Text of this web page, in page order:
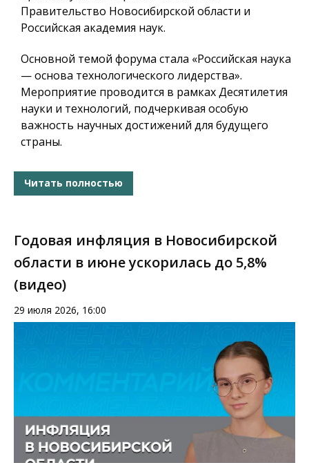
Правительство Новосибирской области и
Российская академия наук.
Основной темой форума стала «Российская наука
— основа технологического лидерства».
Мероприятие проводится в рамках Десятилетия
науки и технологий, подчеркивая особую
важность научных достижений для будущего
страны.
Читать полностью
Годовая инфляция в Новосибирской
области в июне ускорилась до 5,8%
(видео)
29 июля 2026, 16:00